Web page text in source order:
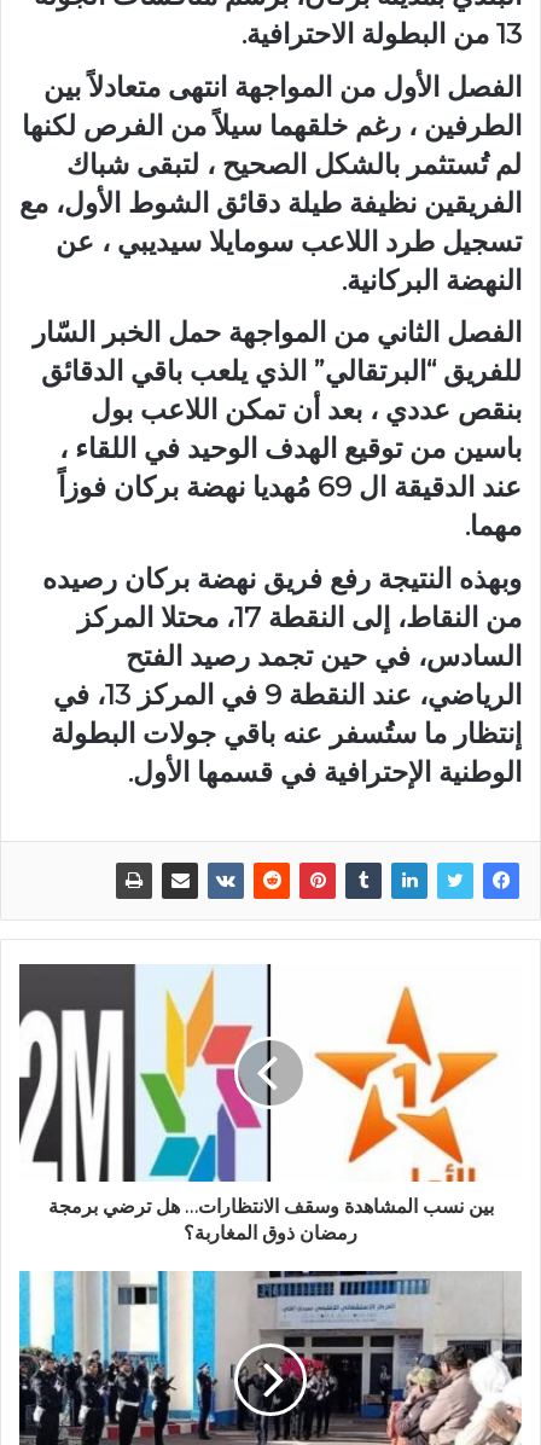
13 من البطولة الاحترافية.
الفصل الأول من المواجهة انتهى متعادلاً بين
الطرفين ، رغم خلقهما سيلاً من الفرص لكنها
لم تُستثمر بالشكل الصحيح ، لتبقى شباك
الفريقين نظيفة طيلة دقائق الشوط الأول، مع
تسجيل طرد اللاعب سومايلا سيديبي ، عن
النهضة البركانية.
الفصل الثاني من المواجهة حمل الخبر السّار
للفريق “البرتقالي” الذي يلعب باقي الدقائق
بنقص عددي ، بعد أن تمكن اللاعب بول
باسين من توقيع الهدف الوحيد في اللقاء ،
عند الدقيقة ال 69 مُهديا نهضة بركان فوزاً
مهما.
وبهذه النتيجة رفع فريق نهضة بركان رصيده
من النقاط، إلى النقطة 17، محتلا المركز
السادس، في حين تجمد رصيد الفتح
الرياضي، عند النقطة 9 في المركز 13، في
إنتظار ما ستُسفر عنه باقي جولات البطولة
الوطنية الإحترافية في قسمها الأول.
بين نسب المشاهدة وسقف الانتظارات… هل ترضي برمجة
رمضان ذوق المغاربة؟